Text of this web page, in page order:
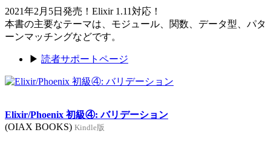
2021年2月5日発売！Elixir 1.11対応！
本書の主要なテーマは、モジュール、関数、データ型、パタ
ーンマッチングなどです。
▶ 読者サポートページ
Elixir/Phoenix 初級④: バリデーション
(OIAX BOOKS) Kindle版